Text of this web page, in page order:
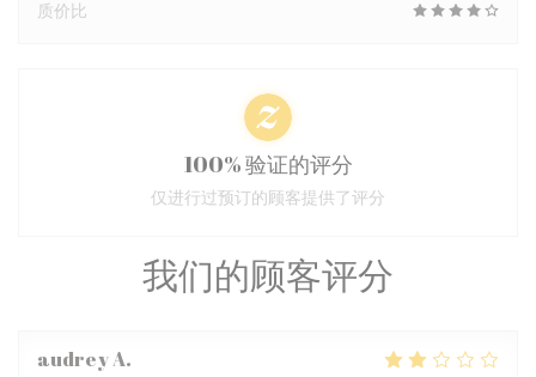
我们的顾客评分
audreyA
质价比
100% 验证的评分
仅进行过预订的顾客提供了评分